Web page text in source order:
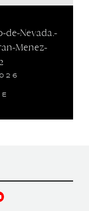
de-Nevada.-
Menez-